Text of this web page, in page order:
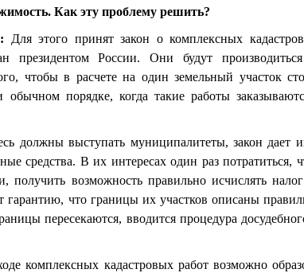
Как эту проблему решить?
Для этого принят закон о комплексных
президентом России. Они будут
чтобы в расчете на один земельный участок
порядке, когда такие работы
должны выступать муниципалитеты, закон дает
средства. В их интересах один раз потратиться,
получить возможность правильно исчислять
гарантию, что границы их участков описаны
пересекаются, вводится процедура
комплексных кадастровых работ возможно